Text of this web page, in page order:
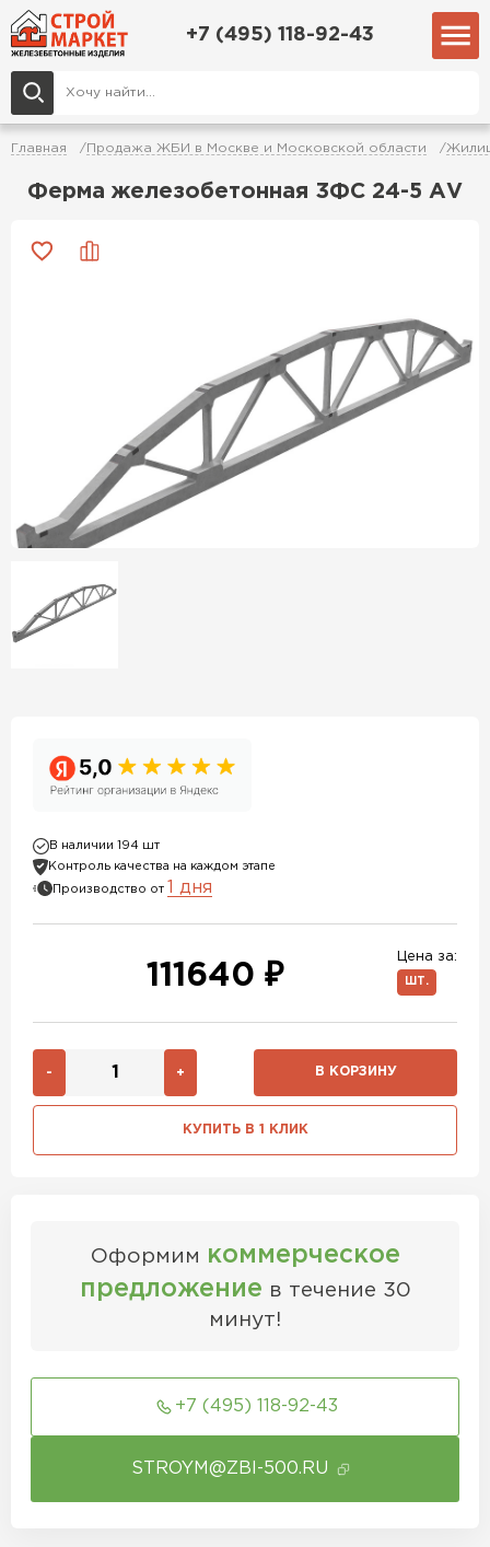
+7 (495) 118-92-43
Главная Продажа ЖБИ в Москве и Московской области
Ферма железобетонная 3ФС 24-5 АV
В наличии 194 шт
Контроль качества на каждом этапе
Производство от 1 дня
Цена за:
ШТ.
111640 ₽
- + В КОРЗИНУ
КУПИТЬ В 1 КЛИК
Оформим коммерческое
предложение в течение 30
минут!
+7 (495) 118-92-43
STROYM@ZBI-500.RU